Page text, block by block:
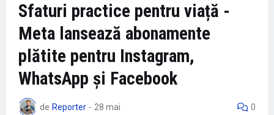
Sfaturi practice pentru viață -
Meta lansează abonamente
plătite pentru Instagram,
WhatsApp și Facebook
de Reporter - 28 mai 0